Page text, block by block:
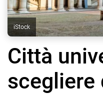
iStock
Città
scegliere